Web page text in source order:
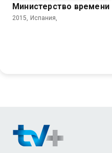
Министерство времени
2015, Испания,